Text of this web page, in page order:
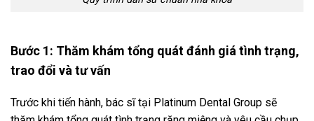
Bước 1: Thăm khám tổng quát đánh giá tình trạng,
trao đổi và tư vấn
Trước khi tiến hành, bác sĩ tại Platinum Dental Group sẽ